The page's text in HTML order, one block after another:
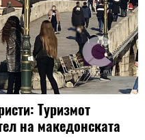
Туризмот
на македонската